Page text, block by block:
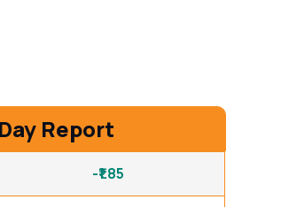
Report
-₹1.85